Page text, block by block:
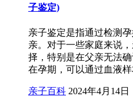
子鉴定)
亲子鉴定是指通过检测
亲。对于一些家庭来说
择，特别是在父亲无法
在孕期，可以通过血液
亲子百科 2024年4月14日